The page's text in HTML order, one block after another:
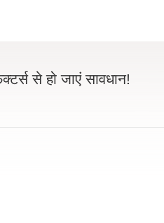
से हो जाएं सावधान!